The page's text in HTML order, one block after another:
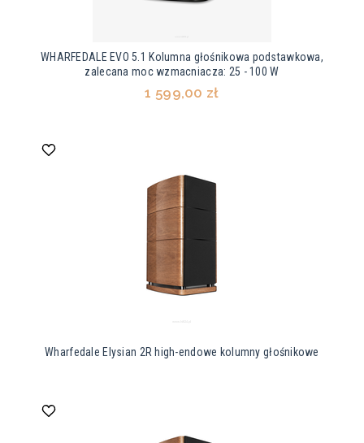
WHARFEDALE EVO 5.1 Kolumna głośnikowa podstawkowa,
zalecana moc wzmacniacza: 25 - 100 W
1 599,00 zł
Wharfedale Elysian 2R high-endowe kolumny głośnikowe